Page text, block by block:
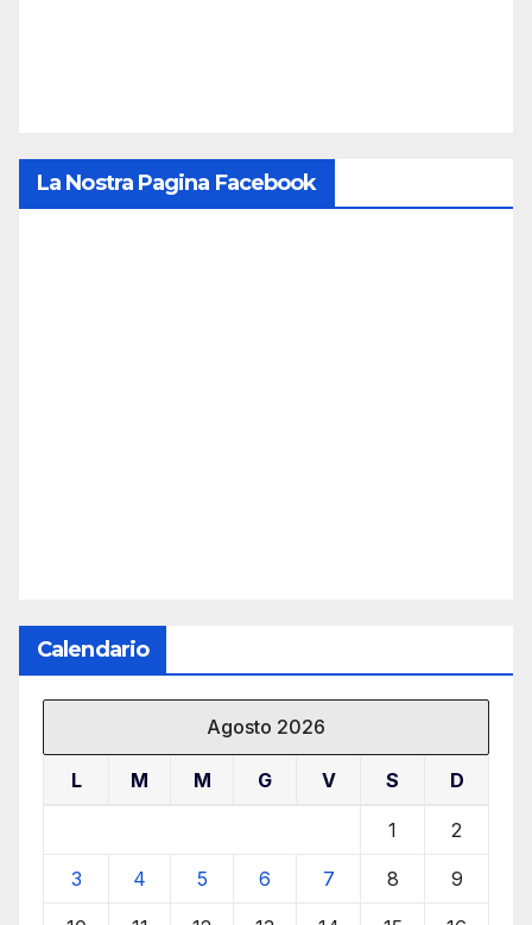
La Nostra Pagina Facebook
Calendario
Agosto 2026
L M M G V S D
1 2
3 4 5 6 7 8 9